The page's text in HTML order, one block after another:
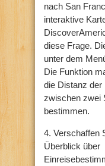
nach San
interaktive
diese Frage.
unter dem
Die Funktion
die Distanz
zwischen zwei
bestimmen.
4. Verschaffen
Überblick über